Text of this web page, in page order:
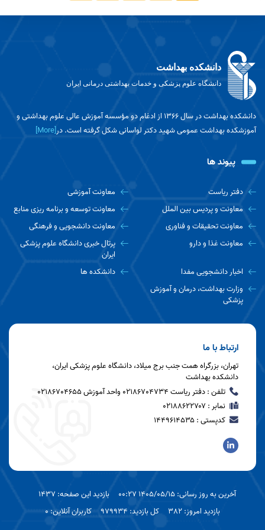
دانشکده بهداشت
دانشگاه علوم پزشکی و خدمات بهداشتی درمانی ایران
دانشکده بهداشت در سال ۱۳۶۶ از ادغام دو مؤسسه آموزش عالی علوم بهداشتی و
آموزشکده بهداشت عمومی شهید دکتر لواسانی شکل گرفته است. در[More]
پیوند ها
دفتر ریاست
معاونت آموزشی
معاونت و پردیس بین الملل
معاونت توسعه و برنامه ریزی منابع
معاونت تحقیقات و فناوری
معاونت دانشجویی و فرهنگی
معاونت غذا و دارو
پرتال خبری دانشگاه علوم پزشکی
ایران
اخبار دانشجویی مفدا
دانشکده ها
وزارت بهداشت، درمان و آموزش
پزشکی
ارتباط با ما
تهران، بزرگراه همت جنب برج میلاد، دانشگاه علوم پزشکی ایران،
دانشکده بهداشت
تلفن : دفتر ریاست 02186704734 واحد آموزش 02186704655
نمابر : ۰۲۱۸۸۶۲۲۷۰۷
کدپستی : ۱۴۴۹۶۱۴۵۳۵
آخرین به روز رسانی: 1405/05/15 00:27
بازدید این صفحه: 1437
بازدید امروز: 382
کل بازدید: 979934 کاربران آنلاین: 0